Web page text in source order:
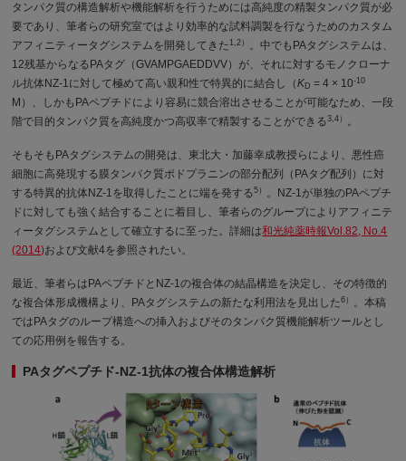
タンパク質の構造解析や機能解析を行うためには高純度の精製タンパク質が必
要であり、筆者らの研究室ではより効率的な試料調製を行なうためのカスタム
アフィニティータグシステムを開発してきた 1,2） 。中でもPAタグシステムは、
12残基からなるPAタグ（GVAMPGAEDDVV）が、それに対するモノクローナ
ル抗体NZ-1に対して極めて高い親和性で特異的に結合し（KD = 4 × 10-10
M）、しかもPAペプチドにより容易に競合溶出させることが可能なため、一段
階で目的タンパク質を高純度かつ高収率で精製することができる3,4） 。
そもそもPAタグシステムの開発は、東北大・加藤幸成教授らにより、悪性癌
細胞に高発現する膜タンパク質ポドプラニンの部分配列（PAタグ配列）に対
する特異的抗体NZ-1を取得したことに端を発する5） 。NZ-1が単独のPAペプチ
ドに対しても強く結合することに着目し、筆者らのグループによりアフィニテ
ィータグシステムとして確立するに至った。詳細は和光純薬時報Vol.82, No.4
(2014)および文献4を参照されたい。
最近、筆者らはPAペプチドとNZ-1の複合体の結晶構造を決定し、その特徴的
な複合体形成機構より、PAタグシステムの新たな利用法を見出した6） 。本稿
ではPAタグのループ構造への挿入およびそのタンパク質機能解析ツールとし
ての応用例を報告する。
PAタグペプチド-NZ-1抗体の複合体構造解析